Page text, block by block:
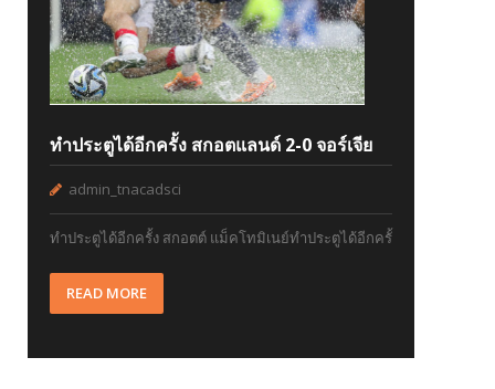
ทำประตูได้อีกครั้ง สกอตแลนด์ 2-0 จอร์เจีย
admin_tnacadsci
ทำประตูได้อีกครั้ง สกอตต์ แม็คโทมิเนย์ทำประตูได้อีกครั้
READ MORE